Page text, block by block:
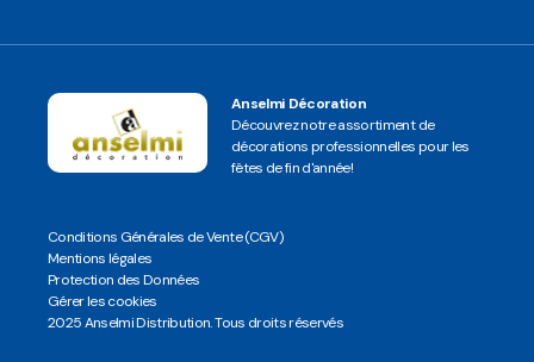
Anselmi Décoration
Découvrez notre assortiment de
décorations professionnelles pour les
fêtes de fin d'année!
Conditions Générales de Vente (CGV)
Mentions légales
Protection des Données
Gérer les cookies
2025 Anselmi Distribution. Tous droits réservés